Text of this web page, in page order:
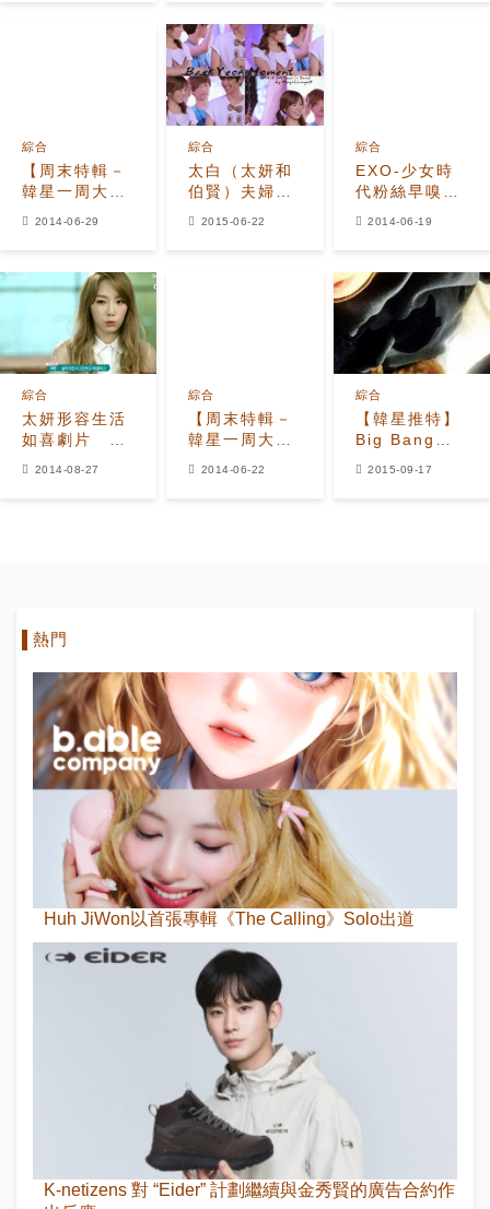
【周末特輯－
韓星一周大事
綜合
2014-06-29
太白（太妍和
伯賢）夫婦的
綜合
2015-06-22
EXO-少女時
代粉絲早嗅到′
綜合
2014-06-19
太妍形容生活
如喜劇片 幸
綜合
2014-08-27
【周末特輯－
韓星一周大事
綜合
2014-06-22
【韓星推特】
Big Bang的
綜合
2015-09-17
熱門
Huh JiWon以首張專輯《The Calling》Solo出道
K-netizens 對 “Eider” 計劃繼續與金秀賢的廣告合約作